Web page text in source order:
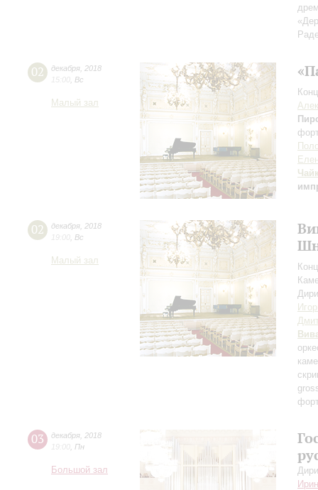
02 декабря 2018
15:00 Вс
Малый зал
02 декабря 2018
19:00 Вс
Малый зал
03 декабря 2018
19:00 Пн
Большой зал